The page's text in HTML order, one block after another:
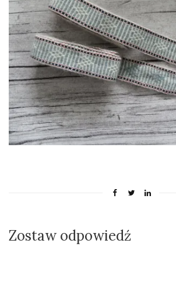
Zostaw odpowiedź